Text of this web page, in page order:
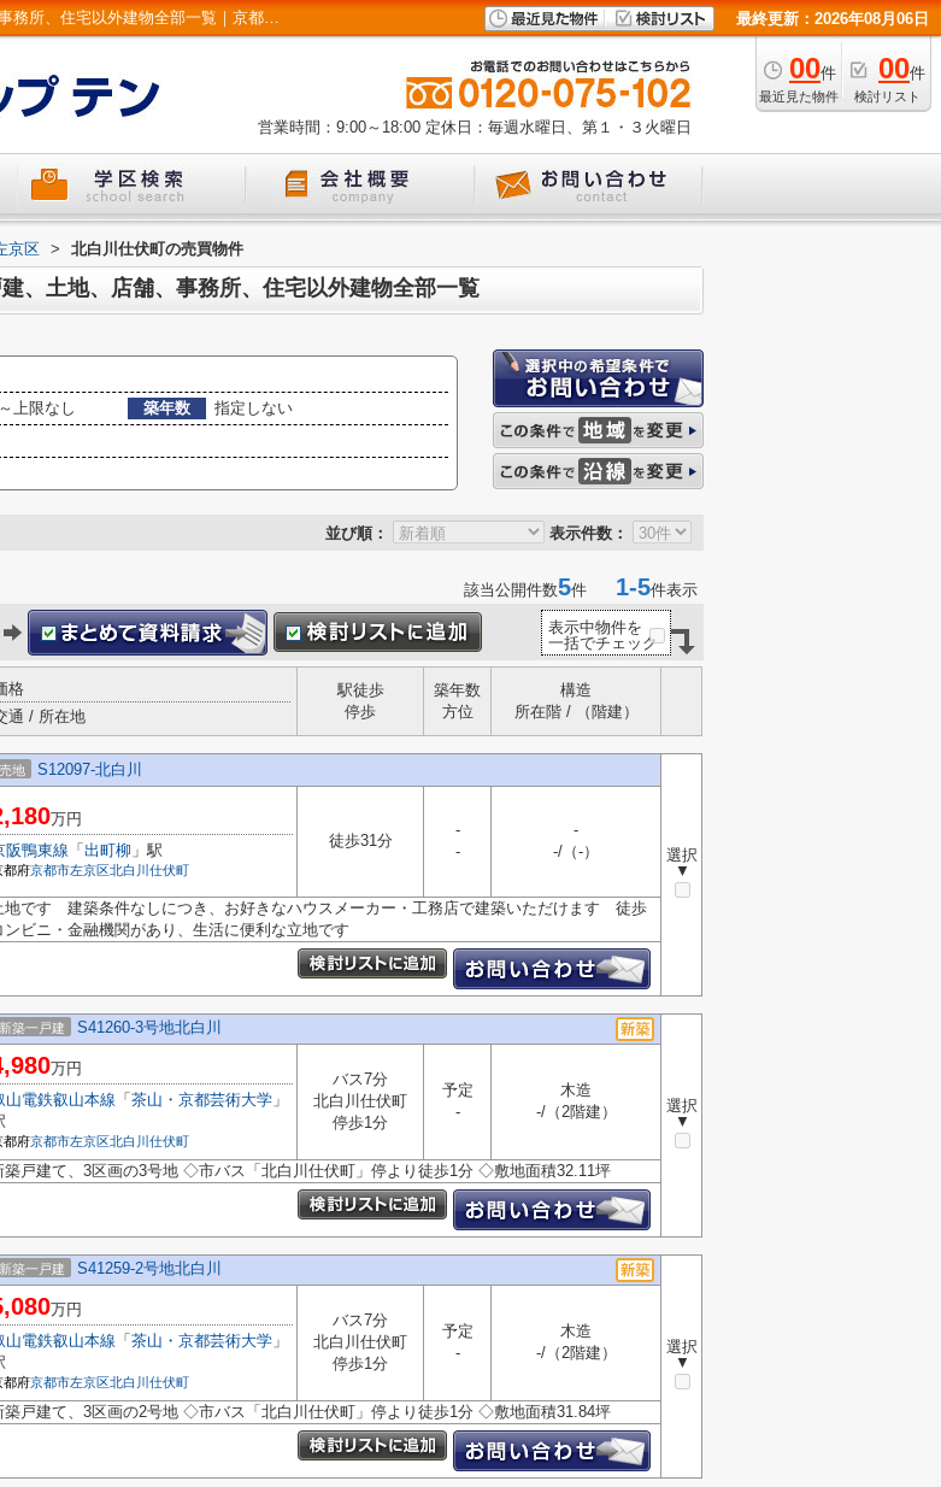
京都市左京区北白川仕伏町のマンション、戸建、土地、店舗、事務所、住宅以外建物全部一覧｜京都市左京区・北区 戸建て・マンション | LIXIL不動産ショップ テン 最終更新：2026年08月06日
00件
最近見た物件
00件
検討リスト
営業時間：9:00～18:00 定休日：毎週水曜日、第１・３火曜日
京区 > 北白川仕伏町の売買物件
、土地、店舗、事務所、住宅以外建物全部一覧
上限なし 築年数
指定しない
並び順： 表示件数：
該当公開件数5件 1-5件表示
表示中物件を
一括でチェック
格
通 / 所在地
駅徒歩
停歩
築年数
方位
構造
所在階 / （階建）
売地 S12097-北白川
選択
▼
万円
阪鴨東線 「 出町柳 」駅
都府京都市左京区北白川仕伏町
徒歩31分
-
-
-
-/（-）
地です 建築条件なしにつき、お好きなハウスメーカー・工務店で建築いただけます 徒歩
ンビニ・金融機関があり、生活に便利な立地です
新築一戸建 S41260-3号地北白川
選択
▼
万円
山電鉄叡山本線 「 茶山・京都芸術大学 」
都府京都市左京区北白川仕伏町
バス7分
北白川仕伏町
停歩1分
予定
-
木造
-/（2階建）
戸建て、3区画の3号地 ◇市バス「北白川仕伏町」停より徒歩1分 ◇敷地面積32.11坪
新築一戸建 S41259-2号地北白川
選択
▼
万円
山電鉄叡山本線 「 茶山・京都芸術大学 」
都府京都市左京区北白川仕伏町
バス7分
北白川仕伏町
停歩1分
予定
-
木造
-/（2階建）
戸建て、3区画の2号地 ◇市バス「北白川仕伏町」停より徒歩1分 ◇敷地面積31.84坪